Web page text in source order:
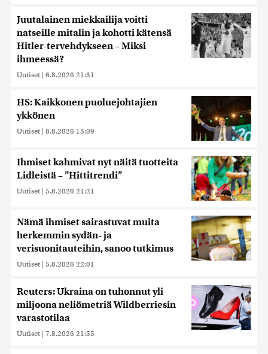
Juutalainen miekkailija voitti
natseille mitalin ja kohotti kätensä
Hitler-tervehdykseen – Miksi
ihmeessä?
Uutiset | 6.8.2026 21:31
HS: Kaikkonen puoluejohtajien
ykkönen
Uutiset | 8.8.2026 13:09
Ihmiset kahmivat nyt näitä tuotteita
Lidleistä – ”Hittitrendi”
Uutiset | 5.8.2026 21:21
Nämä ihmiset sairastuvat muita
herkemmin sydän- ja
verisuonitauteihin, sanoo tutkimus
Uutiset | 5.8.2026 22:01
Reuters: Ukraina on tuhonnut yli
miljoona neliömetriä Wildberriesin
varastotilaa
Uutiset | 7.8.2026 21:55